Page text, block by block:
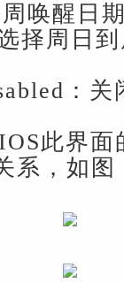
唤醒日
择周日
：关
此界
系，如图